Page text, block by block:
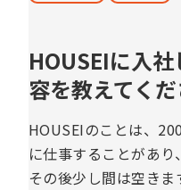
HOUSEIに入
容を教えてくだ
HOUSEIのことは、
に仕事することがあ
その後少し間は空き